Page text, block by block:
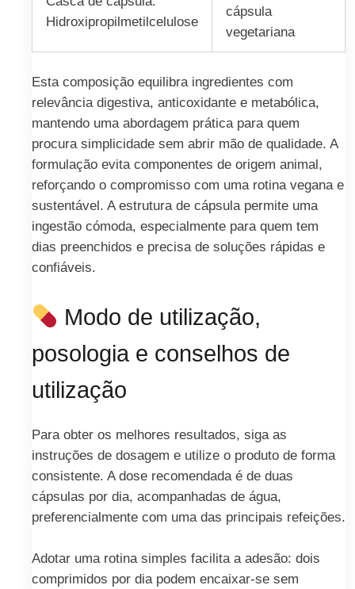
Hidroxipropilmetilcelulose
cápsula
vegetariana
Esta composição equilibra ingredientes com
relevância digestiva, anticoxidante e metabólica,
mantendo uma abordagem prática para quem
procura simplicidade sem abrir mão de qualidade. A
formulação evita componentes de origem animal,
reforçando o compromisso com uma rotina vegana e
sustentável. A estrutura de cápsula permite uma
ingestão cómoda, especialmente para quem tem
dias preenchidos e precisa de soluções rápidas e
confiáveis.
Modo de utilização,
posologia e conselhos de
utilização
Para obter os melhores resultados, siga as
instruções de dosagem e utilize o produto de forma
consistente. A dose recomendada é de duas
cápsulas por dia, acompanhadas de água,
preferencialmente com uma das principais refeições.
Adotar uma rotina simples facilita a adesão: dois
comprimidos por dia podem encaixar-se sem